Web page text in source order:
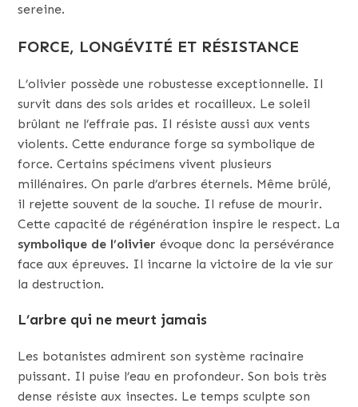
sereine.
FORCE, LONGÉVITÉ ET RÉSISTANCE
L’olivier possède une robustesse exceptionnelle. Il
survit dans des sols arides et rocailleux. Le soleil
brûlant ne l’effraie pas. Il résiste aussi aux vents
violents. Cette endurance forge sa symbolique de
force. Certains spécimens vivent plusieurs
millénaires. On parle d’arbres éternels. Même brûlé,
il rejette souvent de la souche. Il refuse de mourir.
Cette capacité de régénération inspire le respect. La
symbolique de l’olivier évoque donc la persévérance
face aux épreuves. Il incarne la victoire de la vie sur
la destruction.
L’arbre qui ne meurt jamais
Les botanistes admirent son système racinaire
puissant. Il puise l’eau en profondeur. Son bois très
dense résiste aux insectes. Le temps sculpte son